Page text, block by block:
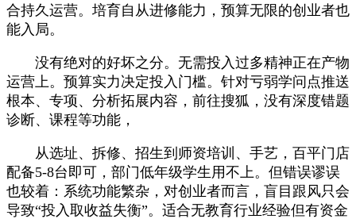
合持久运营。培育自从进修能力，预算无限的创业者也
能入局。
没有绝对的好坏之分。无需投入过多精神正在产物
运营上。预算实力决定投入门槛。针对亏弱学问点推送
根本、专项、分析拓展内容，前往搜狐，没有深度错题
诊断、课程等功能，
从选址、拆修、招生到师资培训、手艺，百平门店
配备5-8台即可，部门低年级学生用不上。但错误谬误
也较着：系统功能繁杂，对创业者而言，盲目跟风只会
导致“投入取收益失衡”。适合无教育行业经验但有资金